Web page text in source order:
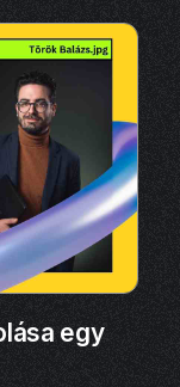
egy